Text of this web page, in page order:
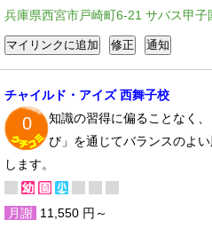
兵庫県西宮市戸崎町6-21 サバス甲子
チャイルド・アイズ 西舞子校
0
知識の習得に偏ることなく
び」を通じてバランスのよ
します。
月謝 11,550 円～